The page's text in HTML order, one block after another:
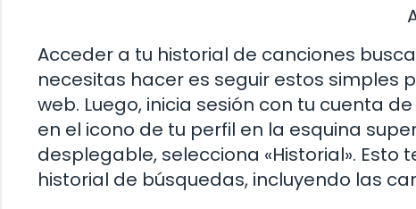
Acceder a tu historial de canciones
necesitas hacer es seguir estos simples
web. Luego, inicia sesión con tu cuenta
en el icono de tu perfil en la esquina
desplegable, selecciona «Historial».
historial de búsquedas, incluyendo las